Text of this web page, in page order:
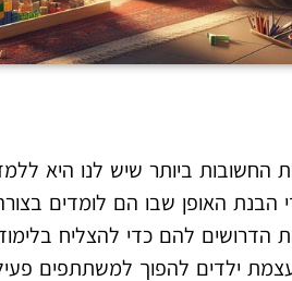
החשובות ביותר שיש לנו היא
האופן שבו הם לומדים
הדרושים להם כדי להצליח
ילדים להפוך למשתתפים